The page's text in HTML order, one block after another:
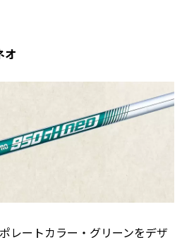
オ
レートカラー・グリーンをデザ